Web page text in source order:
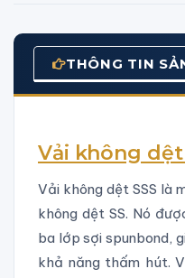
THÔNG TIN
Vải không dệt
Vải không dệt SSS là
không dệt SS. Nó
ba lớp sợi spunbond,
khả năng thấm hút.